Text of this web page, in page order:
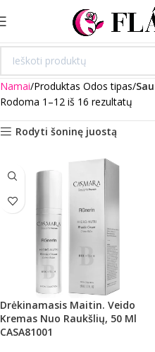
Namai Produktas Odos tipas
Rodoma 1–12 iš 16 rezultatų
Rodyti šoninę juostą
Drėkinamasis Maitin. Veido
Kremas Nuo Raukšlių, 50 Ml
CASA81001